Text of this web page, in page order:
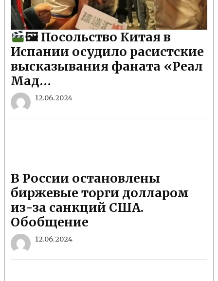
🖼 Посольство Китая в
Испании осудило расистские
высказывания фаната «Реал
Мад…
12.06.2024
В России остановлены
биржевые торги долларом
из-за санкций США.
Обобщение
12.06.2024